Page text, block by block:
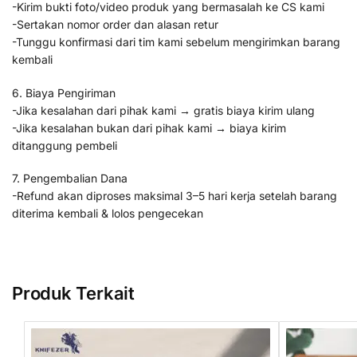
-Kirim bukti foto/video produk yang bermasalah ke CS kami
-Sertakan nomor order dan alasan retur
-Tunggu konfirmasi dari tim kami sebelum mengirimkan barang
kembali
6. Biaya Pengiriman
-Jika kesalahan dari pihak kami → gratis biaya kirim ulang
-Jika kesalahan bukan dari pihak kami → biaya kirim
ditanggung pembeli
7. Pengembalian Dana
-Refund akan diproses maksimal 3–5 hari kerja setelah barang
diterima kembali & lolos pengecekan
Produk Terkait